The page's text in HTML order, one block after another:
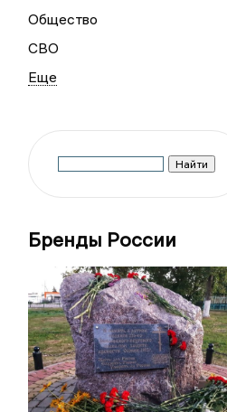
Общество
СВО
Бренды России